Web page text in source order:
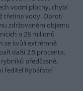
vodní plochy, chybí
třetina vody. Oproti
zdržovaném objemu
o 28 milionů
se kvůli extrémně
další 2,5 procenta.
předčasně,
ředitel Rybářství